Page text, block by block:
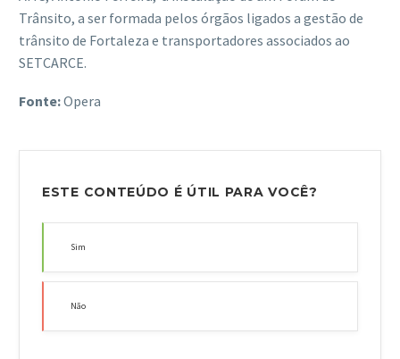
Trânsito, a ser formada pelos órgãos ligados a gestão de
trânsito de Fortaleza e transportadores associados ao
SETCARCE.
Fonte:Opera
ESTE CONTEÚDO É ÚTIL PARA VOCÊ?
Sim
Não